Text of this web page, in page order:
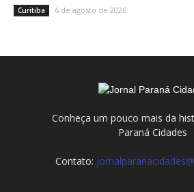
Curitiba 6 de agosto de 2026
Conheça um pouco mais da
Paraná Cidades
Contato: